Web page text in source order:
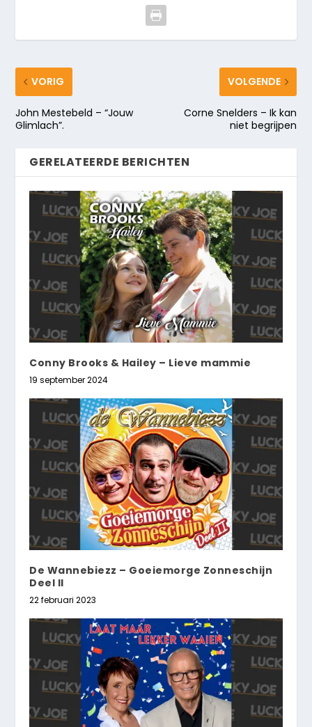
VORIG
John Mestebeld – “Jouw
Glimlach”.
VOLGENDE
Corne Snelders – Ik kan
niet begrijpen
GERELATEERDE BERICHTEN
Conny Brooks & Hailey – Lieve mammie
19 september 2024
De Wannebiezz – Goeiemorge Zonneschijn
Deel II
22 februari 2023